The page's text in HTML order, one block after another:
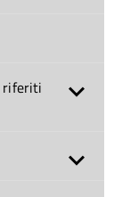
riferiti